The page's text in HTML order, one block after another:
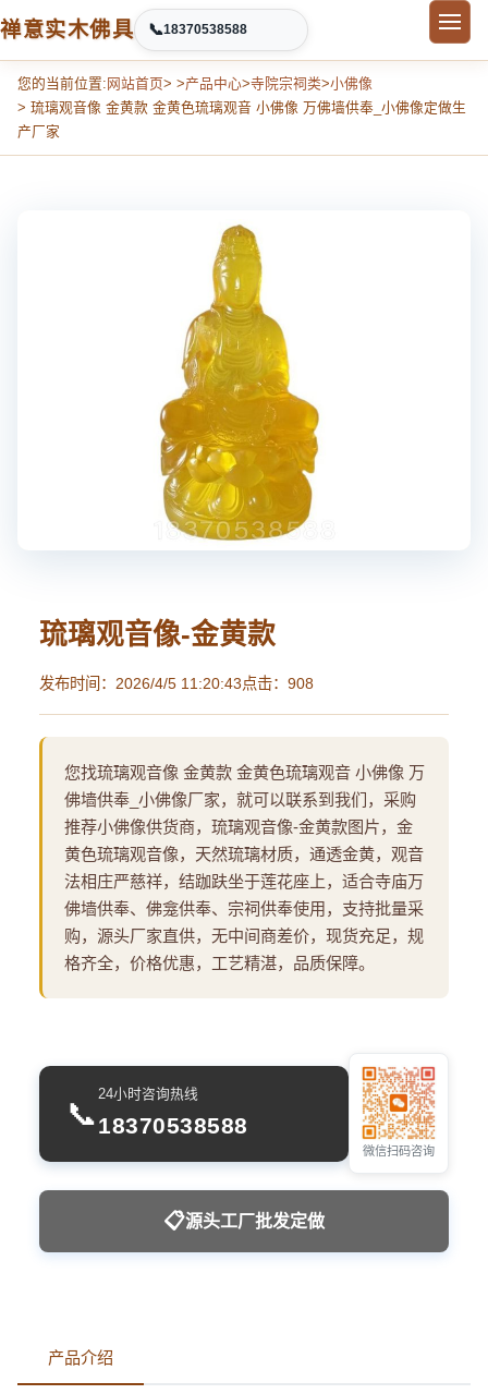
禅意实木佛具 📞18370538588
您的当前位置: 网站首页> >产品中心>寺院宗祠类>小佛像
> 琉璃观音像 金黄款 金黄色琉璃观音 小佛像 万佛墙供奉_小佛像定做生
产厂家
琉璃观音像-金黄款
发布时间：2026/4/5 11:20:43点击：908
您找琉璃观音像 金黄款 金黄色琉璃观音 小佛像 万
佛墙供奉_小佛像厂家，就可以联系到我们，采购
推荐小佛像供货商，琉璃观音像-金黄款图片，金
黄色琉璃观音像，天然琉璃材质，通透金黄，观音
法相庄严慈祥，结跏趺坐于莲花座上，适合寺庙万
佛墙供奉、佛龛供奉、宗祠供奉使用，支持批量采
购，源头厂家直供，无中间商差价，现货充足，规
格齐全，价格优惠，工艺精湛，品质保障。
📞
24小时咨询热线
18370538588
微信扫码咨询
📋源头工厂批发定做
产品介绍